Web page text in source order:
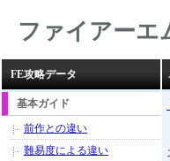
ファイアーエ
FE攻略データ
基本ガイド
前作との違い
難易度による違い